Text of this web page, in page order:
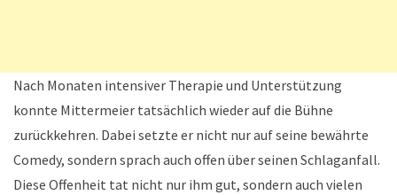
Nach Monaten intensiver Therapie und Unterstützung
konnte Mittermeier tatsächlich wieder auf die Bühne
zurückkehren. Dabei setzte er nicht nur auf seine bewährte
Comedy, sondern sprach auch offen über seinen Schlaganfall.
Diese Offenheit tat nicht nur ihm gut, sondern auch vielen